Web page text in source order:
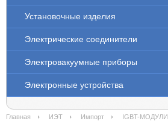
Установочные изделия
Электрические соединители
Электровакуумные приборы
Электронные устройства
Главная ИЭТ Импорт IGBT-МОДУЛИ